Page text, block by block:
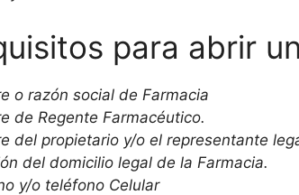
para abrir
o razón social de Farmacia
de Regente Farmacéutico.
del propietario y/o el representante
del domicilio legal de la Farmacia.
y/o teléfono Celular